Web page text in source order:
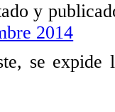
y
2014
se